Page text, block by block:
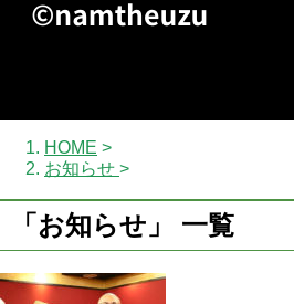
HOME >
お知らせ >
「お知らせ」 一覧